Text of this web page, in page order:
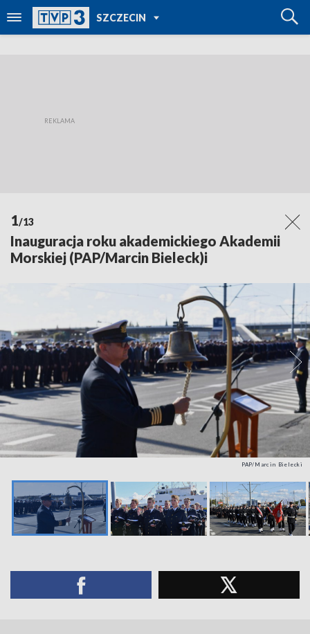
SZCZECIN
TVP REGIONY
1/13
Inauguracja roku akademickiego Akademii
Morskiej (PAP/Marcin Bieleck)i
PAP/Marcin Bielecki